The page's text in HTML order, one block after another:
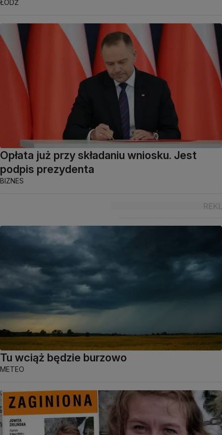
ŁÓDŹ
Opłata już przy składaniu wniosku. Jest
podpis prezydenta
BIZNES
Tu wciąż będzie burzowo
METEO